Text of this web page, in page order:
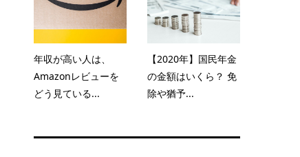
年収が高い人は、
Amazonレビューを
どう見ている...
【2020年】国民年金
の金額はいくら？ 免
除や猶予...